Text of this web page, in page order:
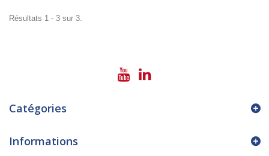
Résultats 1 - 3 sur 3.
Catégories
Informations